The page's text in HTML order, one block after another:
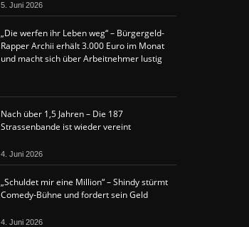
5. Juni 2026
„Die werfen ihr Leben weg“ – Bürgergeld-
Rapper Archii erhält 3.000 Euro im Monat
und macht sich über Arbeitnehmer lustig
Nach über 1,5 Jahren – Die 187
Strassenbande ist wieder vereint
4. Juni 2026
„Schuldet mir eine Million“ – Shindy stürmt
Comedy-Bühne und fordert sein Geld
4. Juni 2026